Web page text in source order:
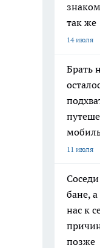
так же
14 июля
Брать
11 июля
бане,
нас к
позже